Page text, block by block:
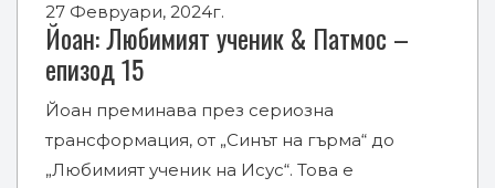
27 Февруари, 2024г.
Йоан: Любимият ученик & Патмос –
епизод 15
Йоан преминава през сериозна
трансформация, от „Синът на гърма“ до
„Любимият ученик на Исус“. Това е